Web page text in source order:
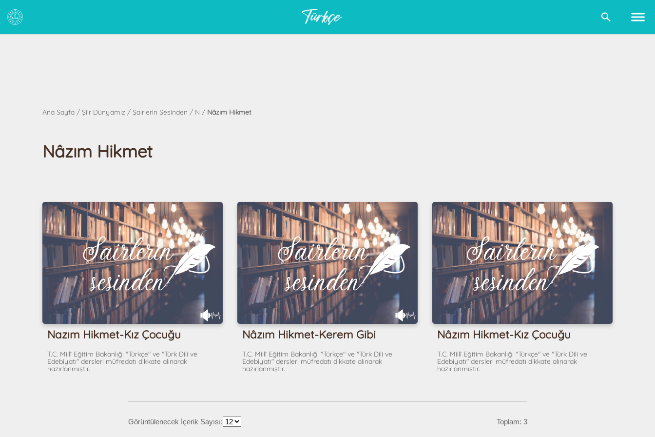
Ana Sayfa / Şiir Dünyamız / Şairlerin Sesinden / N / Nâzım Hikmet
Nâzım Hikmet
Nazım Hikmet-Kız Çocuğu
T.C. Millî Eğitim Bakanlığı "Türkçe" ve "Türk Dili ve
Edebiyatı" dersleri müfredatı dikkate alınarak
hazırlanmıştır.
Nâzım Hikmet-Kerem Gibi
T.C. Millî Eğitim Bakanlığı "Türkçe" ve "Türk Dili ve
Edebiyatı" dersleri müfredatı dikkate alınarak
hazırlanmıştır.
Nâzım Hikmet-Kız Çocuğu
T.C. Millî Eğitim Bakanlığı "Türkçe" ve "Türk Dili ve
Edebiyatı" dersleri müfredatı dikkate alınarak
hazırlanmıştır.
Toplam: 3
Görüntülenecek İçerik Sayısı: